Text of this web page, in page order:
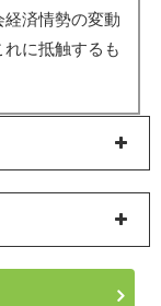
済情勢の変動
に抵触するも